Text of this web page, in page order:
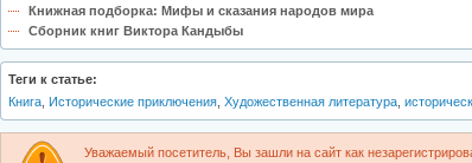
Книжная подборка: Мифы и сказания народов мира
Сборник книг Виктора Кандыбы
Теги к статье:
Книга, Исторические приключения, Художественная литература,
Уважаемый посетитель, Вы зашли на сайт как